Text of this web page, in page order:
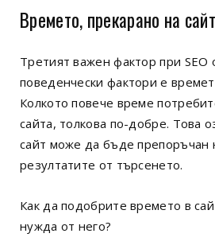
Времето, прекарано на
Третият важен фактор при SEO
поведенчески фактори е
Колкото повече време
сайта, толкова по-добре. Това
сайт може да бъде препоръчан
резултатите от търсенето.
Как да подобрите времето в
нужда от него?